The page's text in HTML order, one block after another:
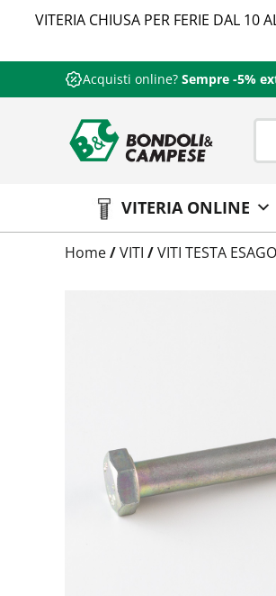
VITERIA CHIUSA PER FERIE DAL 10
Acquisti online? Sempre -5%
VITERIA ONLINE
TrattamentoHome/VITI /VITI TESTA